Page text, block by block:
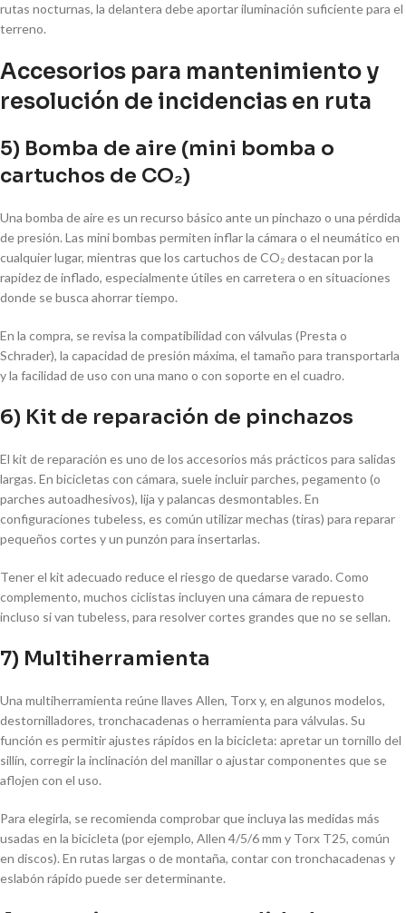
rutas nocturnas, la delantera debe aportar iluminación suficiente para el
terreno.
Accesorios para mantenimiento y
resolución de incidencias en ruta
5) Bomba de aire (mini bomba o
cartuchos de CO₂)
Una bomba de aire es un recurso básico ante un pinchazo o una pérdida
de presión. Las mini bombas permiten inflar la cámara o el neumático en
cualquier lugar, mientras que los cartuchos de CO₂ destacan por la
rapidez de inflado, especialmente útiles en carretera o en situaciones
donde se busca ahorrar tiempo.
En la compra, se revisa la compatibilidad con válvulas (Presta o
Schrader), la capacidad de presión máxima, el tamaño para transportarla
y la facilidad de uso con una mano o con soporte en el cuadro.
6) Kit de reparación de pinchazos
El kit de reparación es uno de los accesorios más prácticos para salidas
largas. En bicicletas con cámara, suele incluir parches, pegamento (o
parches autoadhesivos), lija y palancas desmontables. En
configuraciones tubeless, es común utilizar mechas (tiras) para reparar
pequeños cortes y un punzón para insertarlas.
Tener el kit adecuado reduce el riesgo de quedarse varado. Como
complemento, muchos ciclistas incluyen una cámara de repuesto
incluso si van tubeless, para resolver cortes grandes que no se sellan.
7) Multiherramienta
Una multiherramienta reúne llaves Allen, Torx y, en algunos modelos,
destornilladores, tronchacadenas o herramienta para válvulas. Su
función es permitir ajustes rápidos en la bicicleta: apretar un tornillo del
sillín, corregir la inclinación del manillar o ajustar componentes que se
aflojen con el uso.
Para elegirla, se recomienda comprobar que incluya las medidas más
usadas en la bicicleta (por ejemplo, Allen 4/5/6 mm y Torx T25, común
en discos). En rutas largas o de montaña, contar con tronchacadenas y
eslabón rápido puede ser determinante.